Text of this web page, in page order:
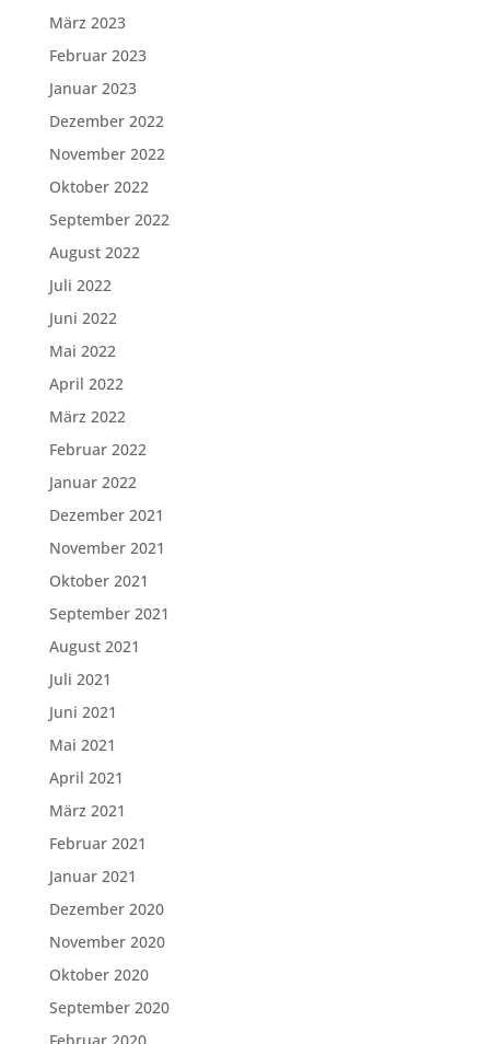
März 2023
Februar 2023
Januar 2023
Dezember 2022
November 2022
Oktober 2022
September 2022
August 2022
Juli 2022
Juni 2022
Mai 2022
April 2022
März 2022
Februar 2022
Januar 2022
Dezember 2021
November 2021
Oktober 2021
September 2021
August 2021
Juli 2021
Juni 2021
Mai 2021
April 2021
März 2021
Februar 2021
Januar 2021
Dezember 2020
November 2020
Oktober 2020
September 2020